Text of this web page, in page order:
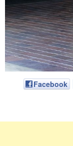
Facebook